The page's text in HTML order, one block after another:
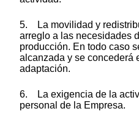
5. La movilidad y
arreglo a las necesidades
producción. En todo caso
alcanzada y se concederá
adaptación.
6. La exigencia de la
personal de la Empresa.